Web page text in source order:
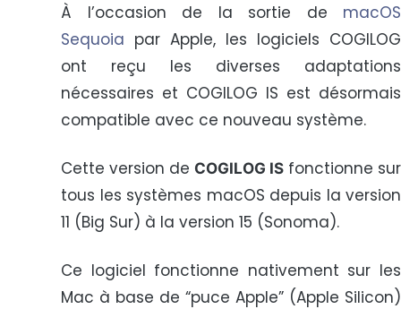
À l’occasion de la sortie de macOS
Sequoia par Apple, les logiciels COGILOG
ont reçu les diverses adaptations
nécessaires et COGILOG IS est désormais
compatible avec ce nouveau système.
Cette version de COGILOG IS fonctionne sur
tous les systèmes macOS depuis la version
11 (Big Sur) à la version 15 (Sonoma).
Ce logiciel fonctionne nativement sur les
Mac à base de “puce Apple” (Apple Silicon)